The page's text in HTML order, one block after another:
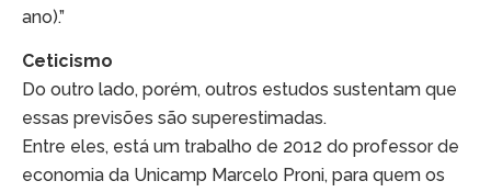
ano).”
Ceticismo
Do outro lado, porém, outros estudos sustentam que
essas previsões são superestimadas.
Entre eles, está um trabalho de 2012 do professor de
economia da Unicamp Marcelo Proni, para quem os